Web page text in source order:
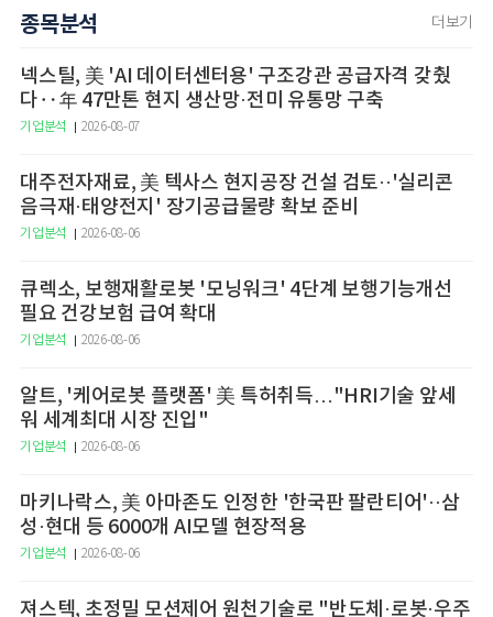
종목분석 더보기
넥스틸, 美 'AI 데이터센터용' 구조강관 공급자격 갖췄
다‥年 47만톤 현지 생산망·전미 유통망 구축
기업분석 2026-08-07
대주전자재료, 美 텍사스 현지공장 건설 검토··'실리콘
음극재·태양전지' 장기공급물량 확보 준비
기업분석 2026-08-06
큐렉소, 보행재활로봇 '모닝워크' 4단계 보행기능개선
필요 건강보험 급여 확대
기업분석 2026-08-06
알트, '케어로봇 플랫폼' 美 특허취득…"HRI기술 앞세
워 세계최대 시장 진입"
기업분석 2026-08-06
마키나락스, 美 아마존도 인정한 '한국판 팔란티어'··삼
성·현대 등 6000개 AI모델 현장적용
기업분석 2026-08-06
져스텍, 초정밀 모션제어 원천기술로 "반도체·로봇·우주